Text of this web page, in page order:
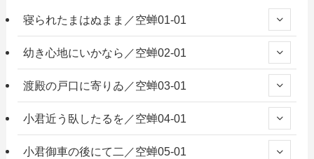
寝られたまはぬまま／空蝉01-01
幼き心地にいかなら／空蝉02-01
渡殿の戸口に寄りゐ／空蝉03-01
小君近う臥したるを／空蝉04-01
小君御車の後にて二／空蝉05-01